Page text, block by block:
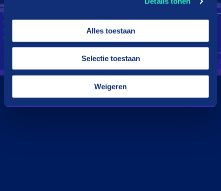
Alles toestaan
Selectie toestaan
Weigeren